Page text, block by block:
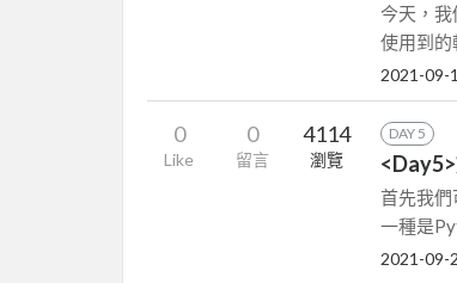
今天，
使用到的
2021-09-
0
Like
0
留言
4114
瀏覽
DAY 5
首先我們
一種是
2021-09-